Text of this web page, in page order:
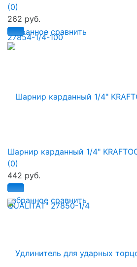
избранное сравнить
(0)
262 руб.
избранное сравнить
Шарнир карданный 1/4"
(0)
442 руб.